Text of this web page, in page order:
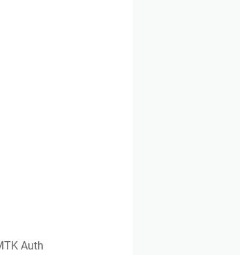
Auth